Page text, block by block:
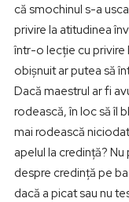
că smochinul s-a
privire la atitudinea
într-o lecție cu privire
obișnuit ar putea să
Dacă maestrul ar fi
rodească, în loc să îl
mai rodească
apelul la credință?
despre credință pe
dacă a picat sau nu